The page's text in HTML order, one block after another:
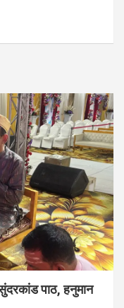
पाठ, हनुमान